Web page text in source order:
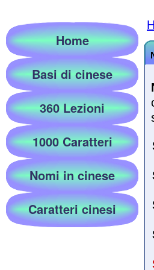
Home
Basi di cinese
360 Lezioni
1000 Caratteri
Nomi in cinese
Caratteri cinesi